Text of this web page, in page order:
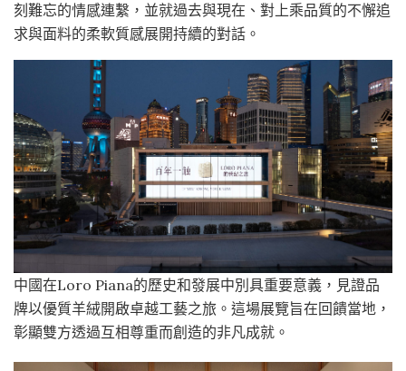
刻難忘的情感連繫，並就過去與現在、對上乘品質的不懈追
求與面料的柔軟質感展開持續的對話。
中國在Loro Piana的歷史和發展中別具重要意義，見證品
牌以優質羊絨開啟卓越工藝之旅。這場展覽旨在回饋當地，
彰顯雙方透過互相尊重而創造的非凡成就。